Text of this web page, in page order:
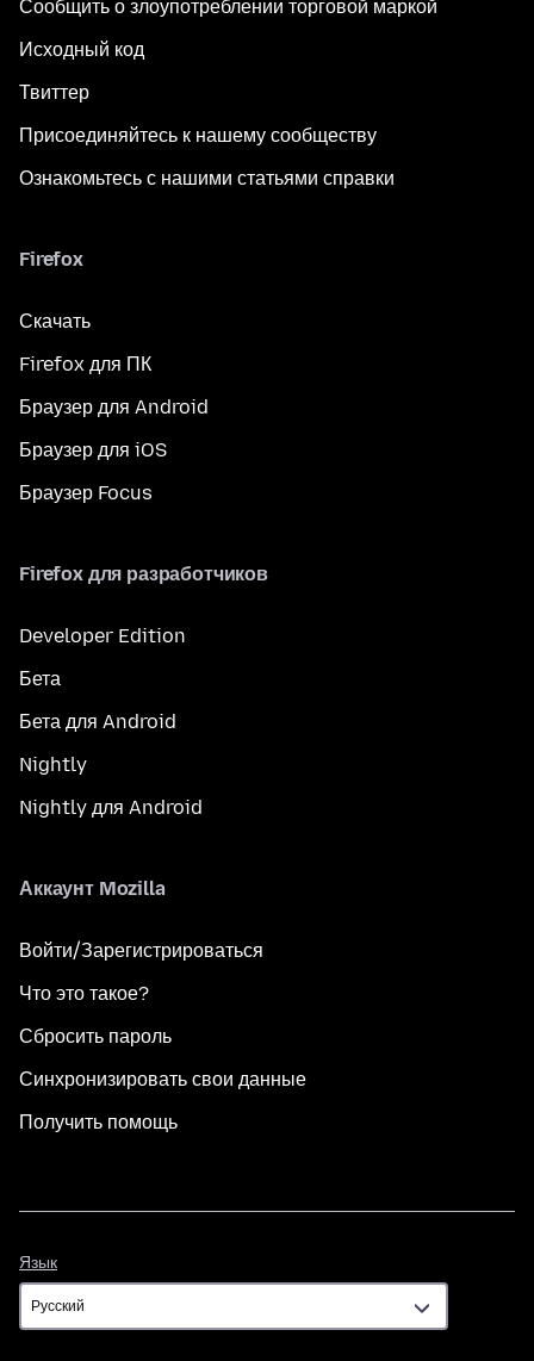
Сообщить о злоупотреблении торговой маркой
Исходный код
Твиттер
Присоединяйтесь к нашему сообществу
Ознакомьтесь с нашими статьями справки
Firefox
Скачать
Firefox для ПК
Браузер для Android
Браузер для iOS
Браузер Focus
Firefox для разработчиков
Developer Edition
Бета
Бета для Android
Nightly
Nightly для Android
Аккаунт Mozilla
Войти/Зарегистрироваться
Что это такое?
Сбросить пароль
Синхронизировать свои данные
Получить помощь
Язык